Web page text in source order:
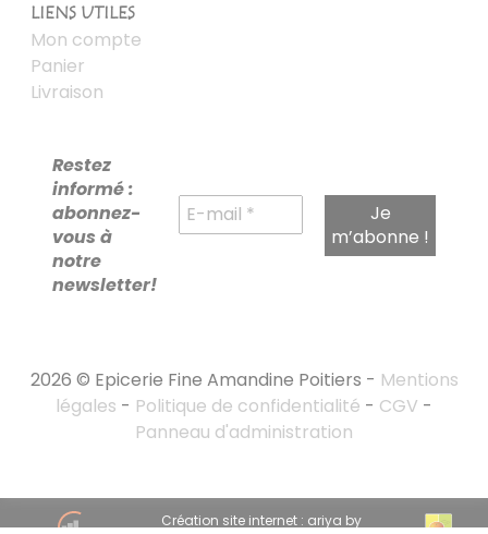
RECHERCHE
POUR :
LIENS UTILES
Mon compte
Panier
Livraison
Restez
informé :
abonnez-
vous à
notre
newsletter!
2026 © Epicerie Fine Amandine Poitiers - Mentions
légales - Politique de confidentialité - CGV -
Panneau d'administration
Création site internet : ariya by